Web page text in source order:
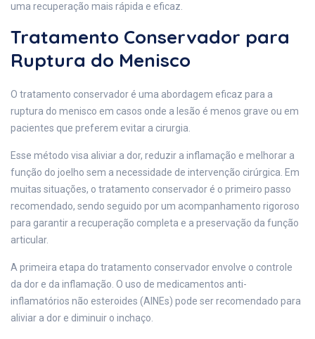
uma recuperação mais rápida e eficaz.
Tratamento Conservador para
Ruptura do Menisco
O tratamento conservador é uma abordagem eficaz para a
ruptura do menisco em casos onde a lesão é menos grave ou em
pacientes que preferem evitar a cirurgia.
Esse método visa aliviar a dor, reduzir a inflamação e melhorar a
função do joelho sem a necessidade de intervenção cirúrgica. Em
muitas situações, o tratamento conservador é o primeiro passo
recomendado, sendo seguido por um acompanhamento rigoroso
para garantir a recuperação completa e a preservação da função
articular.
A primeira etapa do tratamento conservador envolve o controle
da dor e da inflamação. O uso de medicamentos anti-
inflamatórios não esteroides (AINEs) pode ser recomendado para
aliviar a dor e diminuir o inchaço.